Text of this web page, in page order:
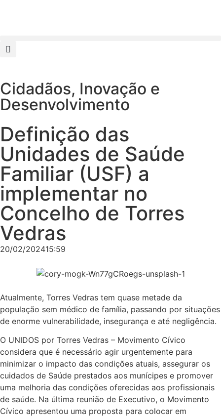
Cidadãos, Inovação e
Desenvolvimento
Definição das
Unidades de Saúde
Familiar (USF) a
implementar no
Concelho de Torres
Vedras
20/02/202415:59
Atualmente, Torres Vedras tem quase metade da
população sem médico de família, passando por situações
de enorme vulnerabilidade, insegurança e até negligência.
O UNIDOS por Torres Vedras – Movimento Cívico
considera que é necessário agir urgentemente para
minimizar o impacto das condições atuais, assegurar os
cuidados de Saúde prestados aos munícipes e promover
uma melhoria das condições oferecidas aos profissionais
de saúde. Na última reunião de Executivo, o Movimento
Cívico apresentou uma proposta para colocar em